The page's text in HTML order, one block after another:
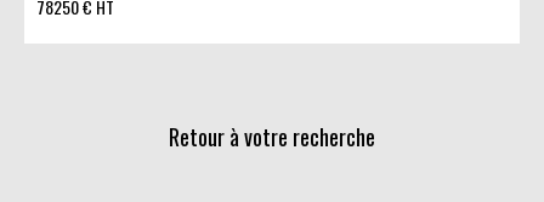
78250 € HT
Retour à votre recherche